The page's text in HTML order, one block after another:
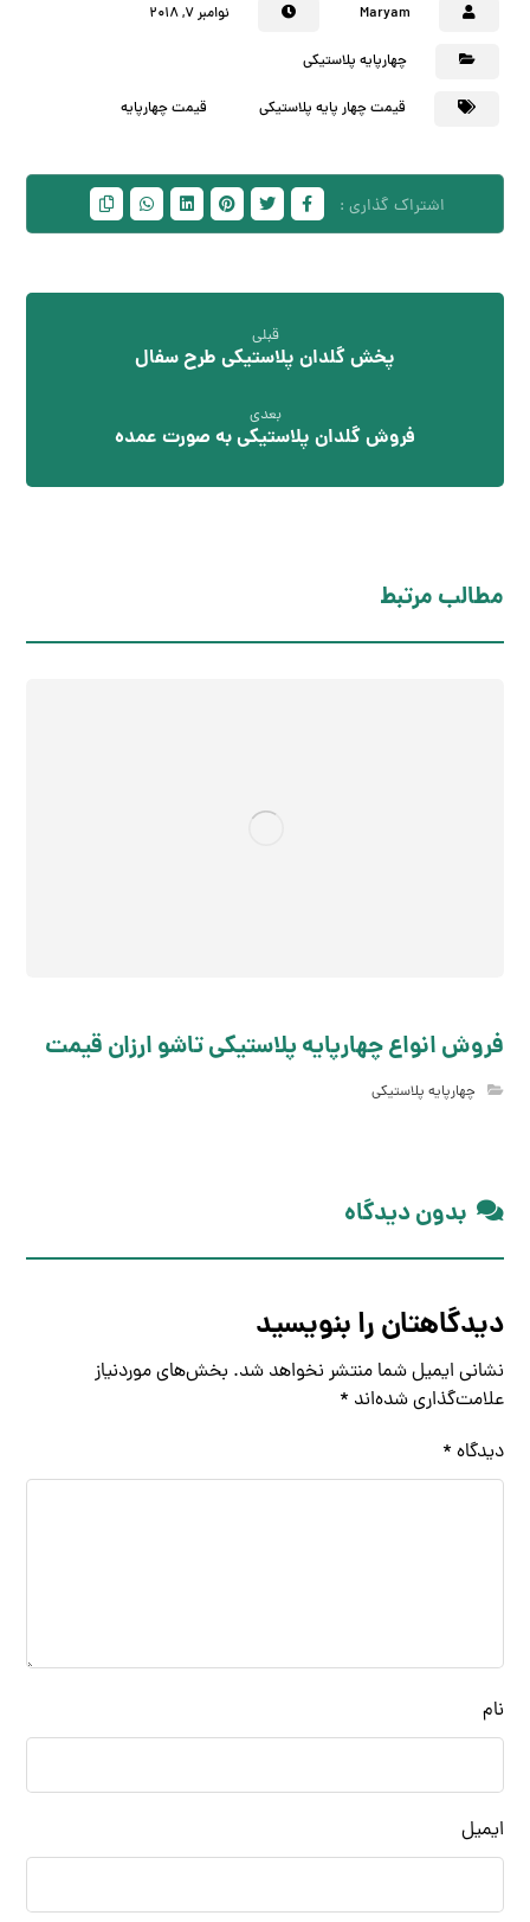
Maryam نوامبر ۷, ۲۰۱۸
چهارپایه پلاستیکی
قیمت چهار پایه پلاستیکی قیمت چهارپایه
قبلی
پخش گلدان پلاستیکی طرح سفال
بعدی
فروش گلدان پلاستیکی به صورت عمده
مطالب مرتبط
فروش انواع چهارپایه پلاستیکی تاشو ارزان قیمت
چهارپایه پلاستیکی
بدون دیدگاه
دیدگاهتان را بنویسید
نشانی ایمیل شما منتشر نخواهد شد. بخش‌های موردنیاز
علامت‌گذاری شده‌اند *
دیدگاه *
نام
ایمیل